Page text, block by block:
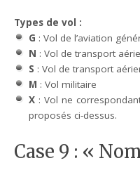
Types de vol :
G : Vol de l’aviation
N : Vol de transport
S : Vol de transport
M : Vol militaire
X: Vol ne
proposés ci-dessus.
Case 9 : «